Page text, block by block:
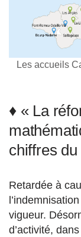
Les accueils
♦ « La
chiffres
Retardée à
vigueur.
d’activité,